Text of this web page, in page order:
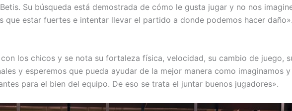
Su búsqueda está demostrada de cómo le gusta jugar y no nos
que estar fuertes e intentar llevar el partido a donde podemos hacer daño».
los chicos y se nota su fortaleza física, velocidad, su cambio de juego,
y esperemos que pueda ayudar de la mejor manera como imaginamos y
para el bien del equipo. De eso se trata el juntar buenos jugadores».